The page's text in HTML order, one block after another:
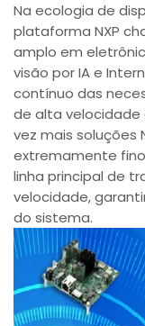
Na ecologia de
plataforma NXP
amplo em
visão por IA e
contínuo das
de alta velocidade
vez mais soluções
extremamente
linha principal de
velocidade,
do sistema.